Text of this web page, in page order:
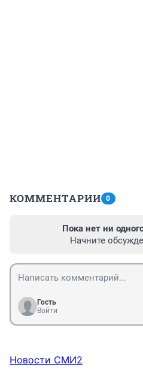
КОММЕНТАРИИ 0
Пока нет ни
Начните
Гость
Войти
Новости СМИ2